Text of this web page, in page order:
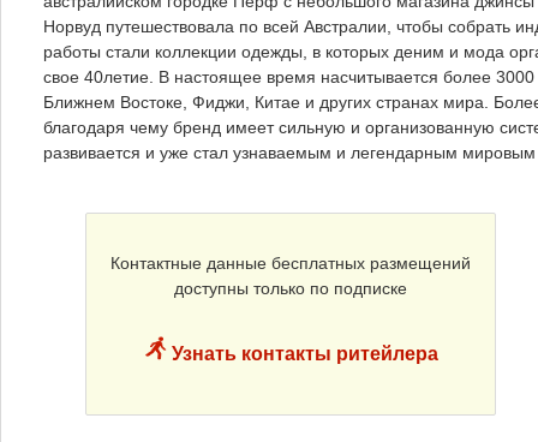
Норвуд путешествовала по всей Австралии, чтобы собрать
работы стали коллекции одежды, в которых деним и мода
свое 40летие. В настоящее время насчитывается более
Ближнем Востоке, Фиджи, Китае и других странах мира.
благодаря чему бренд имеет сильную и организованную
развивается и уже стал узнаваемым и легендарным
Контактные данные бесплатных размещений
доступны только по подписке
Узнать контакты ритейлера